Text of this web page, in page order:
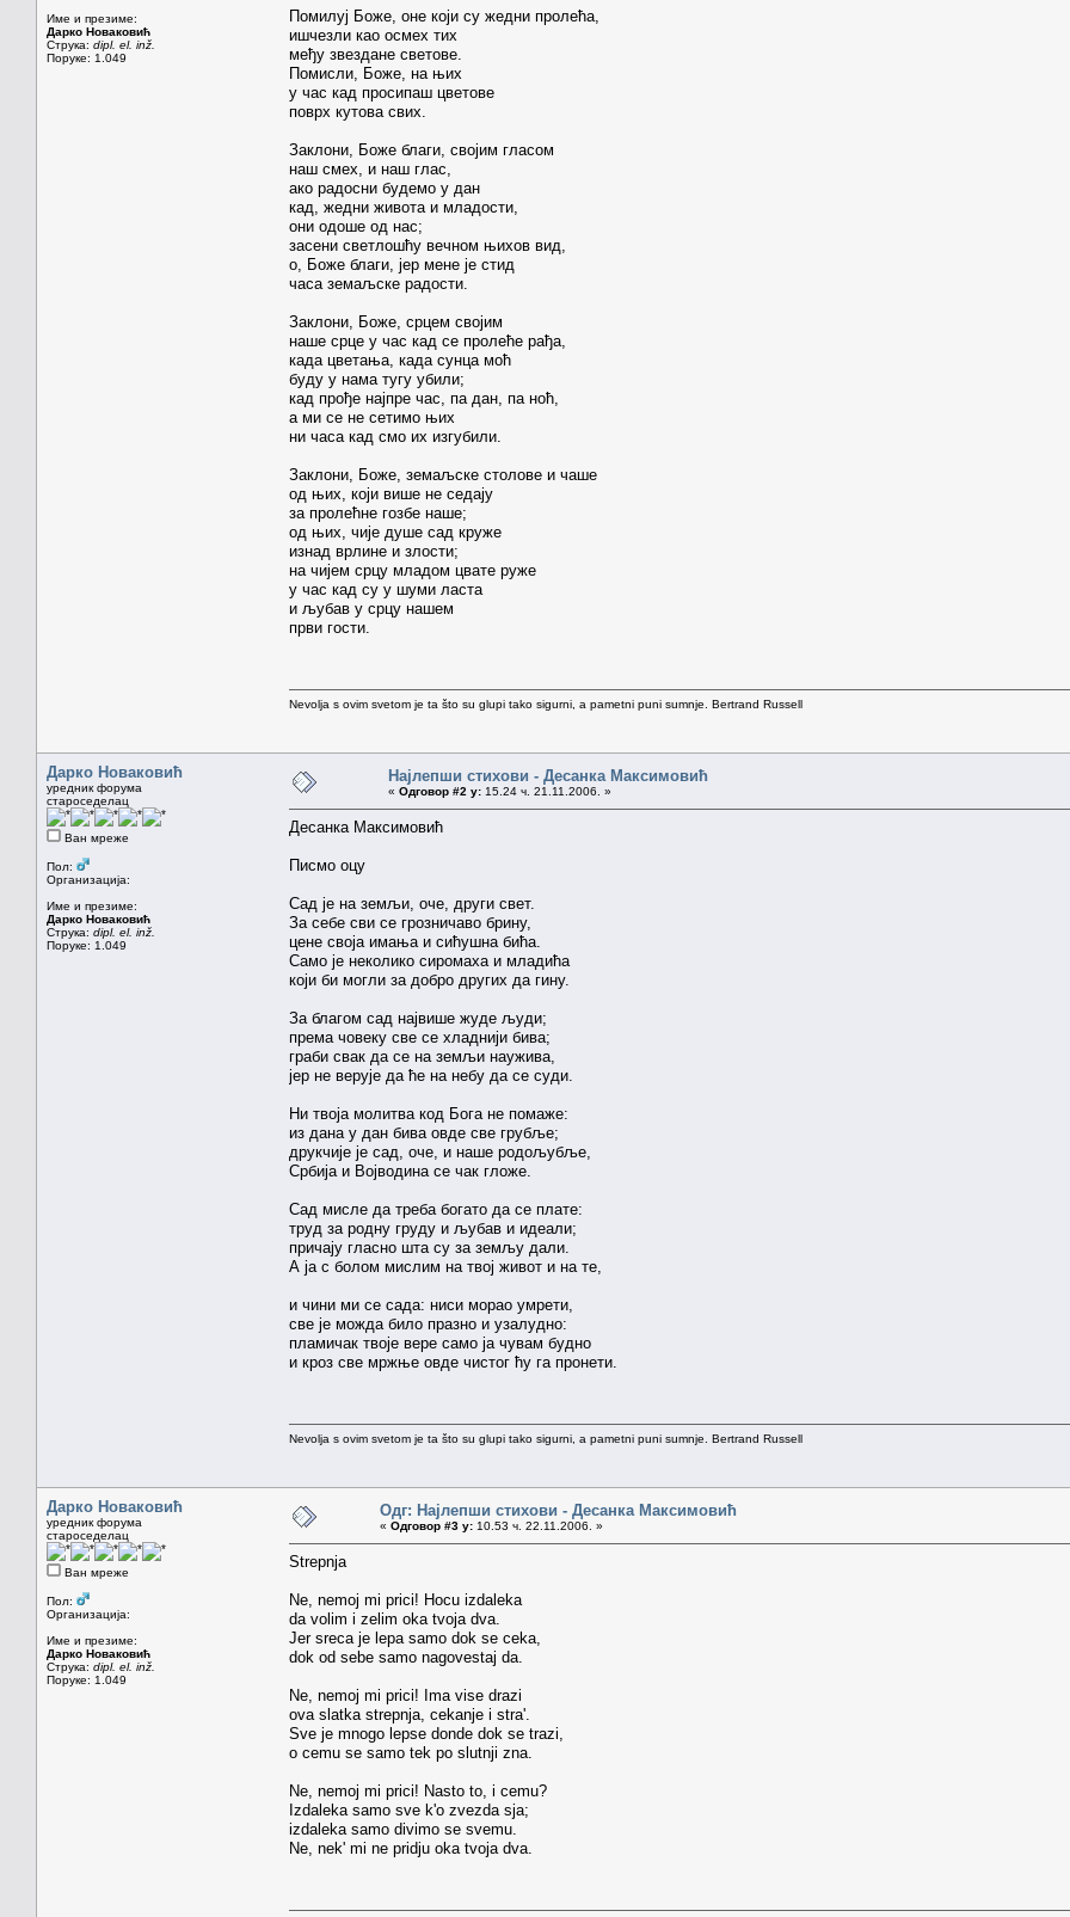
Име и презиме:
Дарко Новаковић
Струка: dipl. el. inž.
Поруке: 1.049
Помилуј Боже, оне који су жедни пролећа,
ишчезли као осмех тих
међу звездане светове.
Помисли, Боже, на њих
у час кад просипаш цветове
поврх кутова свих.
Заклони, Боже благи, својим гласом
наш смех, и наш глас,
ако радосни будемо у дан
кад, жедни живота и младости,
они одоше од нас;
засени светлошћу вечном њихов вид,
о, Боже благи, јер мене је стид
часа земаљске радости.
Заклони, Боже, срцем својим
наше срце у час кад се пролеће рађа,
када цветања, када сунца моћ
буду у нама тугу убили;
кад прође најпре час, па дан, па ноћ,
а ми се не сетимо њих
ни часа кад смо их изгубили.
Заклони, Боже, земаљске столове и чаше
од њих, који више не седају
за пролећне гозбе наше;
од њих, чије душе сад круже
изнад врлине и злости;
на чијем срцу младом цвате руже
у час кад су у шуми ласта
и љубав у срцу нашем
први гости.
Nevolja s ovim svetom je ta što su glupi tako sigurni, a pametni puni sumnje. Bertrand Russell
Дарко Новаковић
уредник форума
староседелац
Ван мреже
Пол:
Организација:
Име и презиме:
Дарко Новаковић
Струка: dipl. el. inž.
Поруке: 1.049
Најлепши стихови - Десанка Максимовић
« Одговор #2 у: 15.24 ч. 21.11.2006. »
Десанка Максимовић
Писмо оцу
Сад је на земљи, оче, други свет.
За себе сви се грозничаво брину,
цене своја имања и сићушна бића.
Само је неколико сиромаха и младића
који би могли за добро других да гину.
За благом сад највише жуде људи;
према човеку све се хладнији бива;
граби свак да се на земљи наужива,
јер не верује да ће на небу да се суди.
Ни твоја молитва код Бога не помаже:
из дана у дан бива овде све грубље;
друкчије је сад, оче, и наше родољубље,
Србија и Војводина се чак гложе.
Сад мисле да треба богато да се плате:
труд за родну груду и љубав и идеали;
причају гласно шта су за земљу дали.
А ја с болом мислим на твој живот и на те,
и чини ми се сада: ниси морао умрети,
све је можда било празно и узалудно:
пламичак твоје вере само ја чувам будно
и кроз све мржње овде чистог ћу га пронети.
Nevolja s ovim svetom je ta što su glupi tako sigurni, a pametni puni sumnje. Bertrand Russell
Дарко Новаковић
уредник форума
староседелац
Ван мреже
Пол:
Организација:
Име и презиме:
Дарко Новаковић
Струка: dipl. el. inž.
Поруке: 1.049
Одг: Најлепши стихови - Десанка Максимовић
« Одговор #3 у: 10.53 ч. 22.11.2006. »
Strepnja
Ne, nemoj mi prici! Hocu izdaleka
da volim i zelim oka tvoja dva.
Jer sreca je lepa samo dok se ceka,
dok od sebe samo nagovestaj da.
Ne, nemoj mi prici! Ima vise drazi
ova slatka strepnja, cekanje i stra'.
Sve je mnogo lepse donde dok se trazi,
o cemu se samo tek po slutnji zna.
Ne, nemoj mi prici! Nasto to, i cemu?
Izdaleka samo sve k'o zvezda sja;
izdaleka samo divimo se svemu.
Ne, nek' mi ne pridju oka tvoja dva.